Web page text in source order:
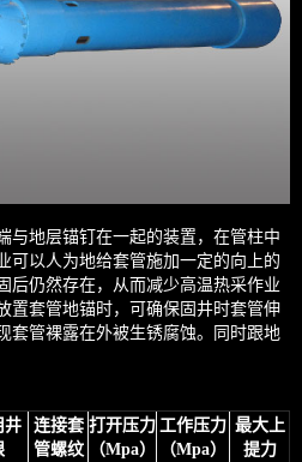
与地层锚钉在一起的装置，在管柱中
可以人为地给套管施加一定的向上的
后仍然存在，从而减少高温热采作业
置套管地锚时，可确保固井时套管伸
套管裸露在外被生锈腐蚀。同时跟地
井
连接套
管螺纹
打开压力
（Mpa）
工作压力
（Mpa）
最大上
提力